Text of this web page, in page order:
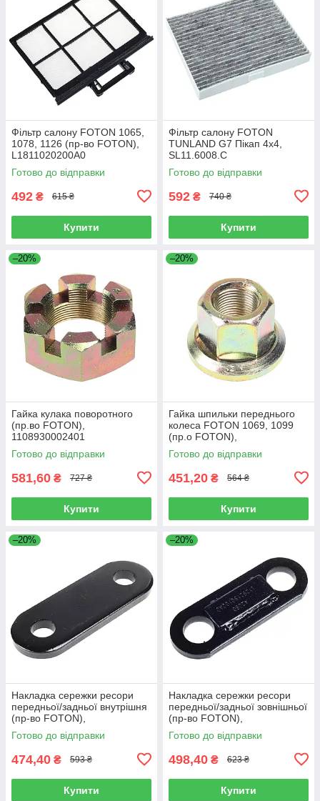
Фільтр салону FOTON 1065,
1078, 1126 (пр-во FOTON),
L1811020200A0
Готово до відправки
492 ₴ 615 ₴
Купити
Фільтр салону FOTON
TUNLAND G7 Пікап 4х4,
SL11.6008.C
Готово до відправки
592 ₴ 740 ₴
Купити
–20%
Гайка кулака поворотного
(пр.во FOTON),
1108930002401
Готово до відправки
581,60 ₴ 727 ₴
Купити
–20%
Гайка шпильки переднього
колеса FOTON 1069, 1099
(пр.о FOTON),
1106930003404
Готово до відправки
451,20 ₴ 564 ₴
Купити
–20%
Накладка сережки ресори
передньої/задньої внутрішня
(пр-во FOTON),
L1292150200A0
Готово до відправки
474,40 ₴ 593 ₴
Купити
–20%
Накладка сережки ресори
передньої/задньої зовнішньої
(пр-во FOTON),
L1292150100A0
Готово до відправки
498,40 ₴ 623 ₴
Купити